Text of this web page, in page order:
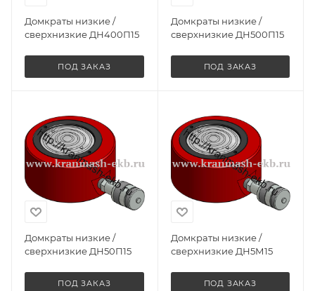
Домкраты низкие /
сверхнизкие ДН400П15
ПОД ЗАКАЗ
Домкраты низкие /
сверхнизкие ДН500П15
ПОД ЗАКАЗ
Домкраты низкие /
сверхнизкие ДН50П15
ПОД ЗАКАЗ
Домкраты низкие /
сверхнизкие ДН5М15
ПОД ЗАКАЗ